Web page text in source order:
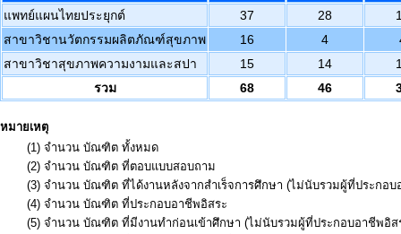
แพทย์แผนไทยประยุกต์ 37 28
สาขาวิชานวัตกรรมผลิตภัณฑ์สุขภาพ
16 4
สาขาวิชาสุขภาพความงามและสปา
15 14
รวม
68 46
หมายเหตุ
(1) จำนวน บัณฑิต ทั้งหมด
(2) จำนวน บัณฑิต ที่ตอบแบบสอบถาม
(3) จำนวน บัณฑิต ที่ได้งานหลังจากสำเร็จการศึกษา (ไม่นับรวมผู้ที่ประกอบ
(4) จำนวน บัณฑิต ที่ประกอบอาชีพอิสระ
(5) จำนวน บัณฑิต ที่มีงานทำก่อนเข้าศึกษา (ไม่นับรวมผู้ที่ประกอบอาชีพอิส